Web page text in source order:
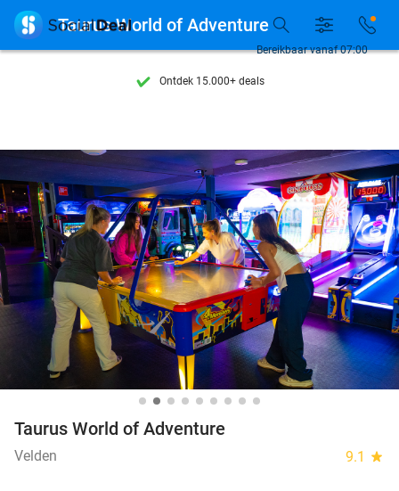
Ontdek 15.000+ deals
10+ miljoen leden
9,4 op basis van205.978 reviews
Ontdek 15.000+ deals
7 dagen per week beschikbaar
10+ miljoen leden
Bereikbaar vanaf 07:00
 Taurus World of Adventure
Taurus World of Adventure
Velden 9.1 star